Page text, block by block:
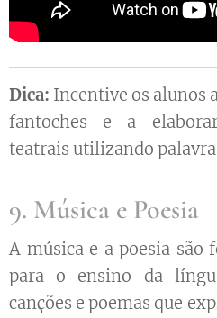
Dica: Incentive os alunos
fantoches e a
teatrais utilizando
9. Música e Poesia
A música e a poesia são
para o ensino da
canções e poemas que